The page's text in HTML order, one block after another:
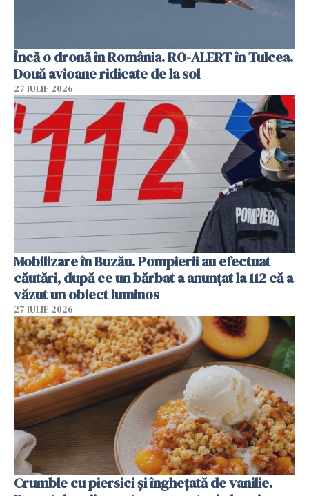
Încă o dronă în România. RO-ALERT în Tulcea.
Două avioane ridicate de la sol
27 IULIE 2026
Mobilizare în Buzău. Pompierii au efectuat
căutări, după ce un bărbat a anunțat la 112 că a
văzut un obiect luminos
27 IULIE 2026
Crumble cu piersici și înghețată de vanilie.